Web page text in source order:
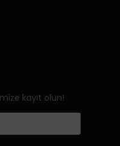
kayıt olun!